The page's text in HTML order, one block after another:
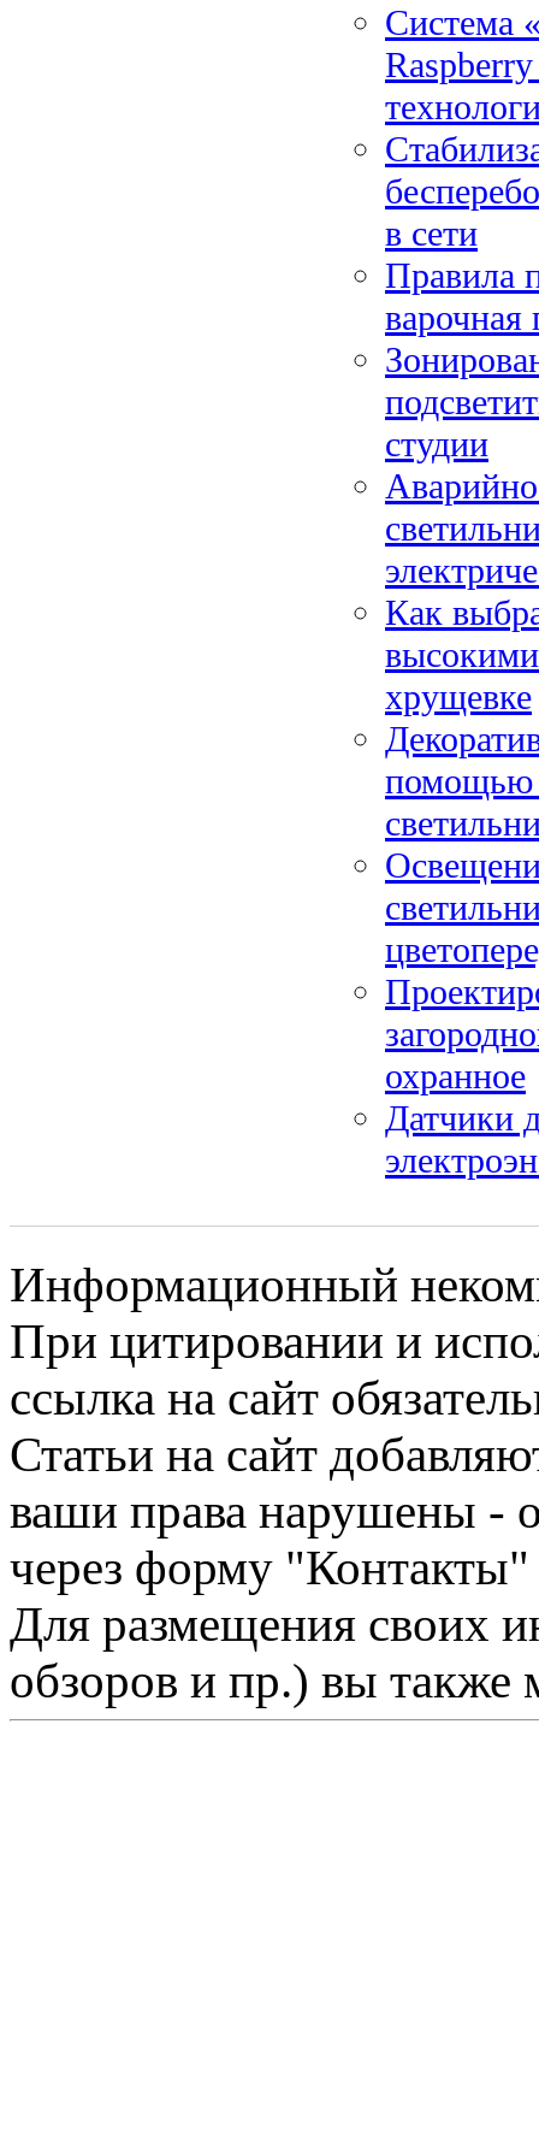
Система
в сети
Правила
студии
Как
хрущевке
помощью
охранное
Датчики
Информационный
При цитировании и
ссылка на сайт
Статьи на сайт
ваши права нарушены -
через форму "Контакты"
Для размещения своих
обзоров и пр.) вы также